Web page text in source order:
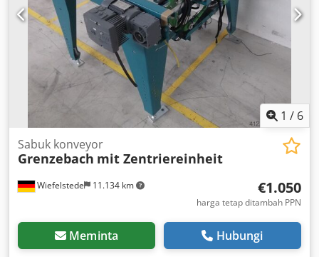
1 / 6
Wiefelstede 11.134 km
Sabuk konveyor
Grenzebach mit Zentriereinheit
€1.050
harga tetap ditambah PPN
Meminta Hubungi